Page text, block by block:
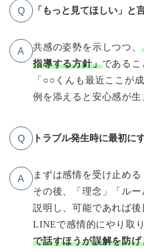
Q 「もっと見てほしい」と
A 共感の姿勢を示しつつ、
指導する方針」であるこ
「○○くんも最近ここが
例を添えると安心感が生
Q トラブル発生時に最初に
A
まずは感情を受け止める
その後、「理念」「ル
説明し、可能であれば後
LINEで感情的にやり取
で話すほうが誤解を防げ